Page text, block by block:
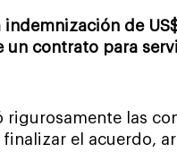
de
un contrato para
rigurosamente las
el acuerdo,